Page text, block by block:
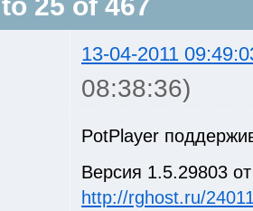
25 of 467
13-04-2011
08:38:36)
PotPlayer
Версия 1.5.29803
http://rghost.ru/